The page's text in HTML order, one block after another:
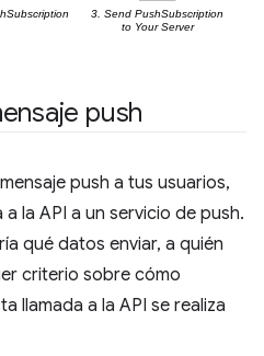
push
push a tus usuarios,
la API a un servicio de push.
qué datos enviar, a quién
criterio sobre cómo
llamada a la API se realiza